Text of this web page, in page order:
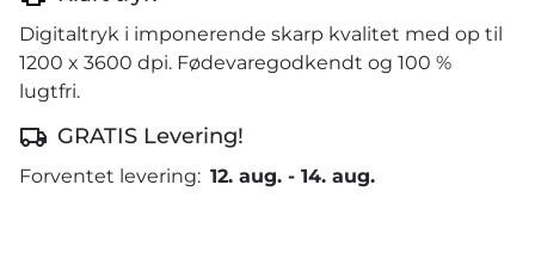
Digitaltryk i imponerende skarp kvalitet med op til
1200 x 3600 dpi. Fødevaregodkendt og 100 %
lugtfri.
GRATIS Levering!
Forventet levering: 12. aug. - 14. aug.